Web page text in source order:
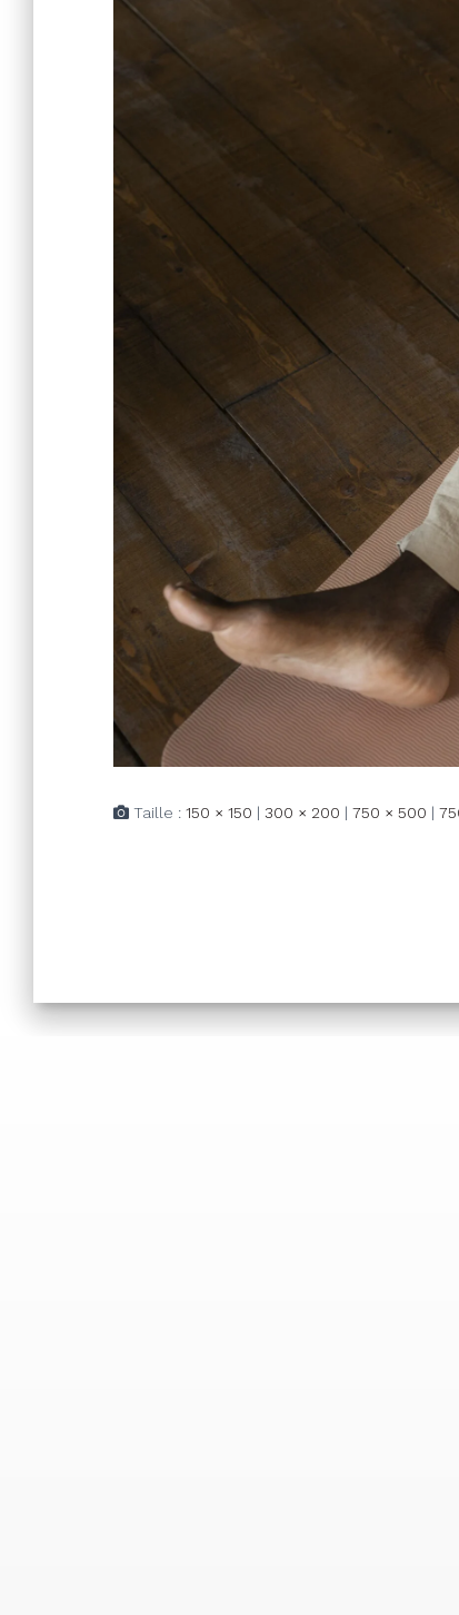
Taille : 150 × 150 | 300 × 200 | 750 × 500 |